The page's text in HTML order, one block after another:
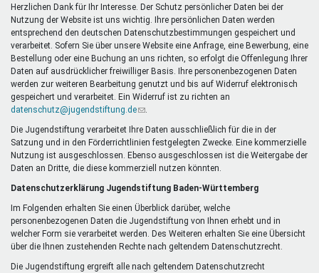
Mentoren & Projekte
Schule & Beruf
Demokratie & Beteiligung
Herzlichen Dank für Ihr Interesse. Der Schutz persönlicher Daten bei der
Nutzung der Website ist uns wichtig. Ihre persönlichen Daten werden
entsprechend den deutschen Datenschutzbestimmungen gespeichert und
verarbeitet. Sofern Sie über unsere Website eine Anfrage, eine Bewerbung, eine
Bestellung oder eine Buchung an uns richten, so erfolgt die Offenlegung Ihrer
Daten auf ausdrücklicher freiwilliger Basis. Ihre personenbezogenen Daten
werden zur weiteren Bearbeitung genutzt und bis auf Widerruf elektronisch
gespeichert und verarbeitet. Ein Widerruf ist zu richten an
datenschutz@jugendstiftung.de(Link
E-
Mail)
Die Jugendstiftung verarbeitet Ihre Daten ausschließlich für die in der
Satzung und in den Förderrichtlinien festgelegten Zwecke. Eine kommerzielle
Nutzung ist ausgeschlossen. Ebenso ausgeschlossen ist die Weitergabe der
Daten an Dritte, die diese kommerziell nutzen könnten.
Datenschutzerklärung Jugendstiftung Baden-Württemberg
Im Folgenden erhalten Sie einen Überblick darüber, welche
personenbezogenen Daten die Jugendstiftung von Ihnen erhebt und in
welcher Form sie verarbeitet werden. Des Weiteren erhalten Sie eine Übersicht
über die Ihnen zustehenden Rechte nach geltendem Datenschutzrecht.
Die Jugendstiftung ergreift alle nach geltendem Datenschutzrecht